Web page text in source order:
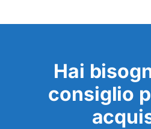
Hai
consiglio